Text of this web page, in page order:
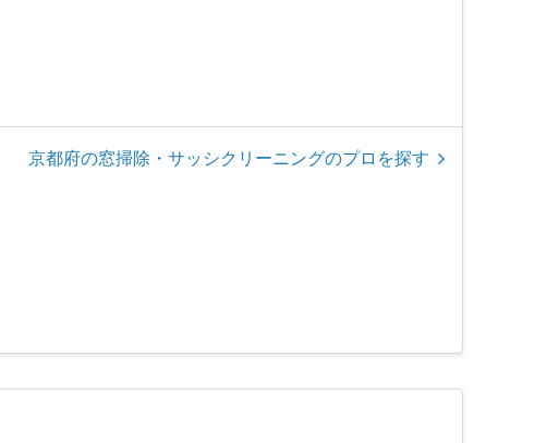
京都府の窓掃除・サッシクリーニングのプロを探す